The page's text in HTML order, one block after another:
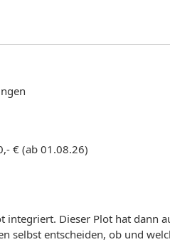
€ (ab 01.08.26)
Dieser Plot hat dann
entscheiden, ob und